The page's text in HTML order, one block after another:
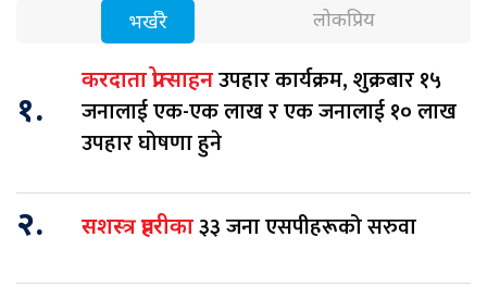
भर्खरै लोकप्रिय
१.
करदाता प्रोत्साहनउपहार कार्यक्रम, शुक्रबार १५
जनालाई एक-एक लाख र एक जनालाई १० लाख
उपहार घोषणा हुने
२. सशस्त्र प्रहरीका३३ जना एसपीहरूको सरुवा